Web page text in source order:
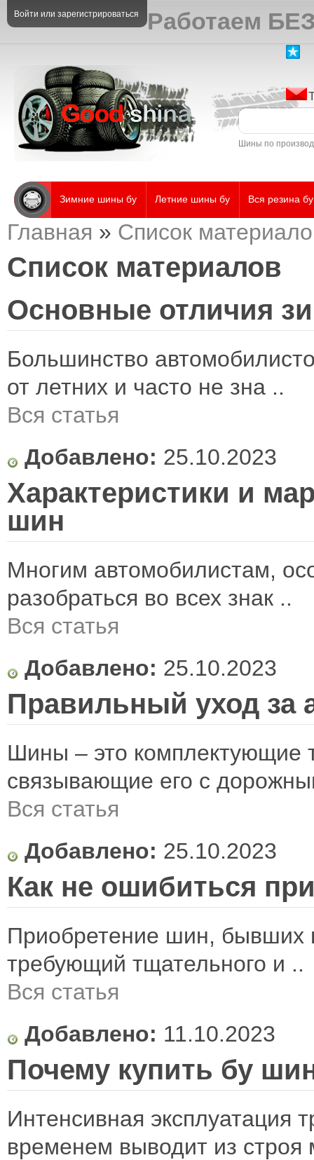
Войти или зарегистрироваться Работаем
Шины по
Зимние шины бу Летние шины бу Вся резина бу
Главная » Список
Список материалов
Основные отличия
Большинство
от летних и часто не зна ..
Вся статья
Добавлено: 25.10.2023
Характеристики и
шин
Многим автомобилистам,
разобраться во всех знак ..
Вся статья
Добавлено: 25.10.2023
Правильный уход за
Шины – это комплектующие
связывающие его с
Вся статья
Добавлено: 25.10.2023
Как не ошибиться
Приобретение шин, бывших
требующий тщательного и ..
Вся статья
Добавлено: 11.10.2023
Почему купить бу
Интенсивная эксплуатация
временем выводит из строя